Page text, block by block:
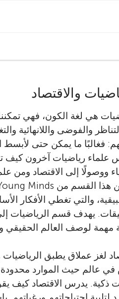
والاقتصاد
هي لغة الكون، فهي
والفوضى واللانهائية
فغالبًا ما يمكن حتى
علماء رياضيات آخرون كيف
ووصولًا إلى الاقتصاد ومن
والتي تغطي الأفكار
يهدف قسم الرياضيات
مهمة لوصف العالم الحقيقي
لغز عملاق يطبق
عالم حيث الموارد محدودة،
ذكية. يدرس الاقتصاد كيف